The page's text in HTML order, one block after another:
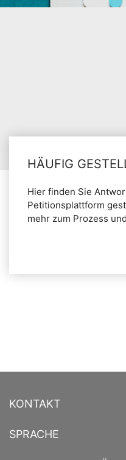
HÄUFIG
Hier finden Sie
Petitionsplattform
mehr zum Prozess
KONTAKT
SPRACHE